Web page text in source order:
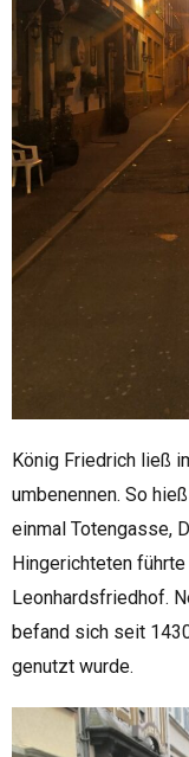
König Friedrich ließ
umbenennen. So
einmal Totengasse,
Hingerichteten
Leonhardsfriedhof.
befand sich seit
genutzt wurde.